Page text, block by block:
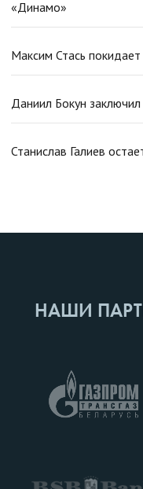
«Динамо»
Максим Стась
Даниил Бокун
Станислав Галиев
НАШИ